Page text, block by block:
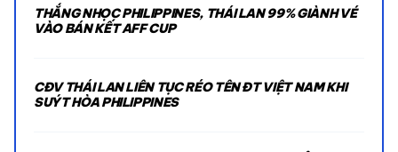
THẮNG NHỌC PHILIPPINES, THÁI LAN 99% GIÀNH VÉ
VÀO BÁN KẾT AFF CUP
CĐV THÁI LAN LIÊN TỤC RÉO TÊN ĐT VIỆT NAM KHI
SUÝT HÒA PHILIPPINES